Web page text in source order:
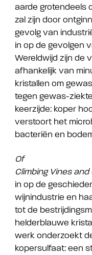
aarde grotendeels
zal zijn door
gevolg van
in op de gevolgen
Wereldwijd zijn de
afhankelijk van
kristallen om
tegen gewas-
keerzijde: koper
verstoort het
bacteriën en
Of
Climbing Vines
in op de
wijnindustrie en
tot de
helderblauwe
werk onderzoekt
kopersulfaat: een